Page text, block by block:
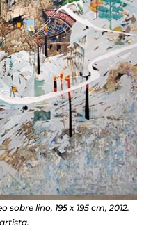
sobre lino, 195 x 195 cm, 2012.